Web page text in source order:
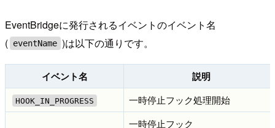
EventBridgeに発行されるイベントのイベント名
( eventName )は以下の通りです。
イベント名 説明
HOOK_IN_PROGRESS 一時停止フック処理開始
一時停止フック